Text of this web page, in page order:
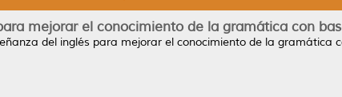
mejorar el conocimiento de la gramática con
del inglés para mejorar el conocimiento de la gramática